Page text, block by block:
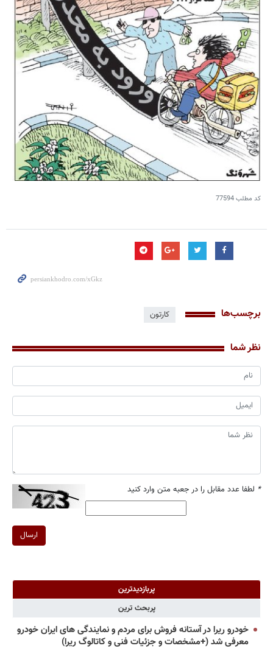
کد مطلب77594
برچسب‌ها کارتون
نظر شما
* لطفا عدد مقابل را در جعبه متن وارد کنید
ارسال
پربازدیدترین
پربحث ترین
خودرو ریرا در آستانه فروش برای مردم و نمایندگی های ایران خودرو
معرفی شد (+مشخصات و جزئیات فنی و کاتالوگ ریرا)